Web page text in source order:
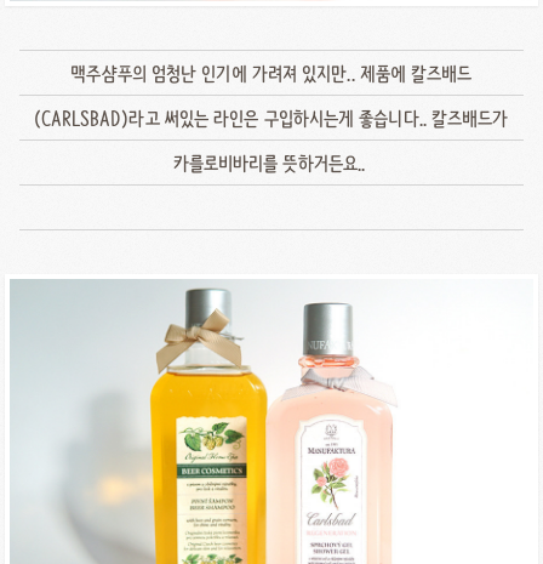
맥주샴푸의 엄청난 인기에 가려져 있지만.. 제품에 칼즈배드
(CARLSBAD)라고 써있는 라인은 구입하시는게 좋습니다.. 칼즈배드가
카를로비바리를 뜻하거든요..